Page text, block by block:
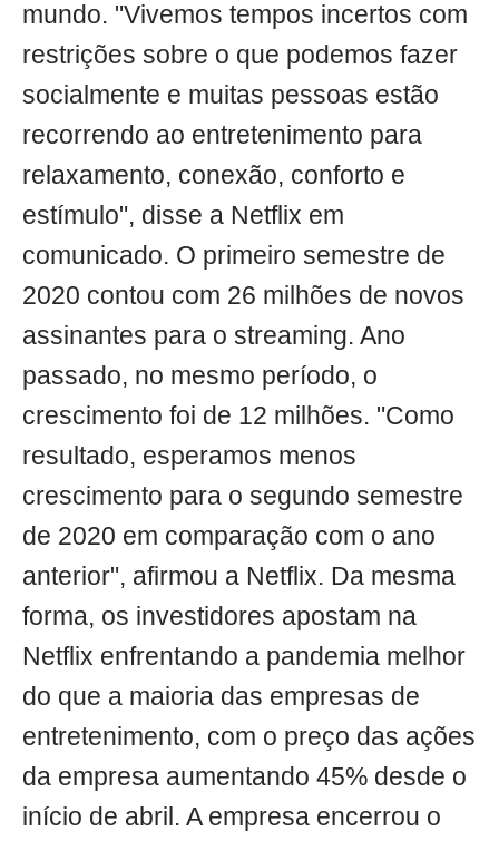
mundo. "Vivemos tempos incertos com
restrições sobre o que podemos fazer
socialmente e muitas pessoas estão
recorrendo ao entretenimento para
relaxamento, conexão, conforto e
estímulo", disse a Netflix em
comunicado. O primeiro semestre de
2020 contou com 26 milhões de novos
assinantes para o streaming. Ano
passado, no mesmo período, o
crescimento foi de 12 milhões. "Como
resultado, esperamos menos
crescimento para o segundo semestre
de 2020 em comparação com o ano
anterior", afirmou a Netflix. Da mesma
forma, os investidores apostam na
Netflix enfrentando a pandemia melhor
do que a maioria das empresas de
entretenimento, com o preço das ações
da empresa aumentando 45% desde o
início de abril. A empresa encerrou o